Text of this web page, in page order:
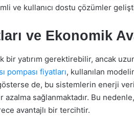
ve kullanıcı dostu çözümler
ve Ekonomik
bir yatırım gerektirebilir, ancak
pompası fiyatları, kullanılan
de, bu sistemlerin enerji
azalma sağlanmaktadır. Bu
avantajlı bir tercihtir.